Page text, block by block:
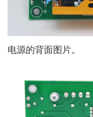
电源的背面图片。